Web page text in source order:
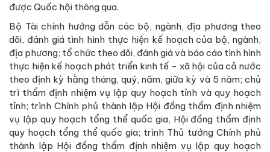
được Quốc hội thông qua.
Bộ Tài chính hướng dẫn các bộ, ngành, địa phương theo
dõi, đánh giá tình hình thực hiện kế hoạch của bộ, ngành,
địa phương; tổ chức theo dõi, đánh giá và báo cáo tình hình
thực hiện kế hoạch phát triển kinh tế - xã hội của cả nước
theo định kỳ hằng tháng, quý, năm, giữa kỳ và 5 năm; chủ
trì thẩm định nhiệm vụ lập quy hoạch tỉnh và quy hoạch
tỉnh; trình Chính phủ thành lập Hội đồng thẩm định nhiệm
vụ lập quy hoạch tổng thể quốc gia, Hội đồng thẩm định
quy hoạch tổng thể quốc gia; trình Thủ tướng Chính phủ
thành lập Hội đồng thẩm định nhiệm vụ lập quy hoạch